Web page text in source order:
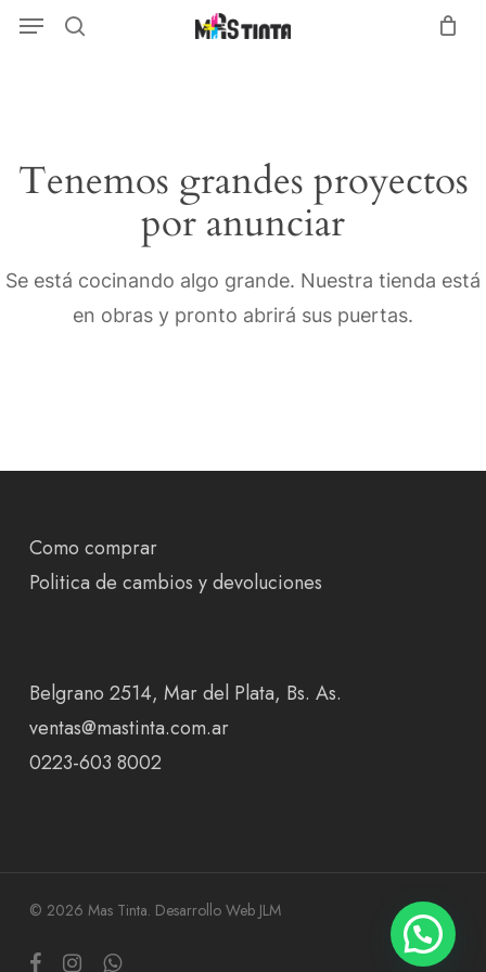
SkipMenu
Tenemos grandes proyectos
por anunciar
Se está cocinando algo grande. Nuestra tienda está
en obras y pronto abrirá sus puertas.
Como comprar
Politica de cambios y devoluciones
Belgrano 2514, Mar del Plata, Bs. As.
ventas@mastinta.com.ar
0223-603 8002
© 2026 Mas Tinta. Desarrollo Web JLM
facebookinstagramwhatsapp
Menu